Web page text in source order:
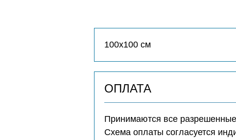
100х100 см
ОПЛАТА
Принимаются все
Схема оплаты согласуется